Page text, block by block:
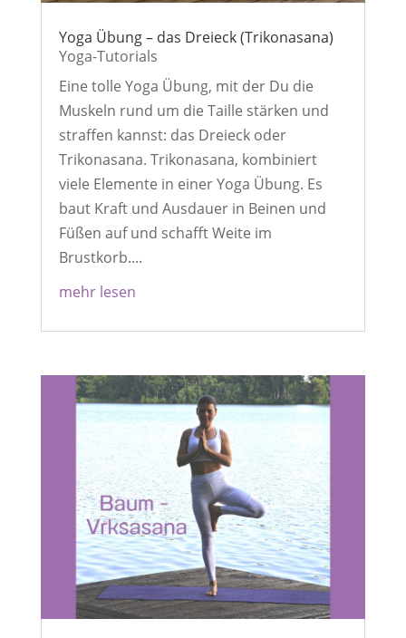
Yoga Übung – das Dreieck (Trikonasana)
Yoga-Tutorials
Eine tolle Yoga Übung, mit der Du die
Muskeln rund um die Taille stärken und
straffen kannst: das Dreieck oder
Trikonasana. Trikonasana, kombiniert
viele Elemente in einer Yoga Übung. Es
baut Kraft und Ausdauer in Beinen und
Füßen auf und schafft Weite im
Brustkorb....
mehr lesen